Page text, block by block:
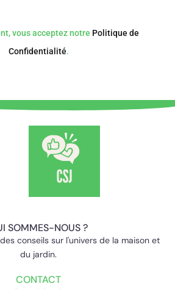
vous acceptez notre Politique de
Confidentialité.
SOMMES-NOUS ?
conseils sur l'univers de la maison et
du jardin.
CONTACT